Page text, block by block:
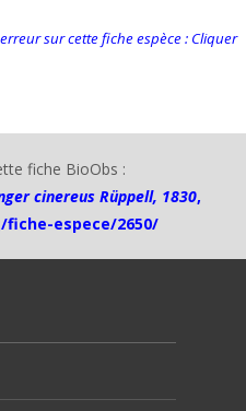
sur cette fiche espèce : Cliquer
fiche BioObs :
cinereus Rüppell, 1830,
espece/2650/